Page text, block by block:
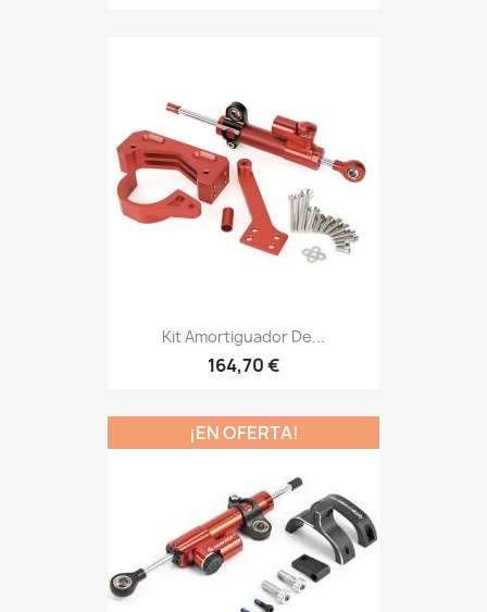
Kit Amortiguador De...
164,70 €
¡EN OFERTA!